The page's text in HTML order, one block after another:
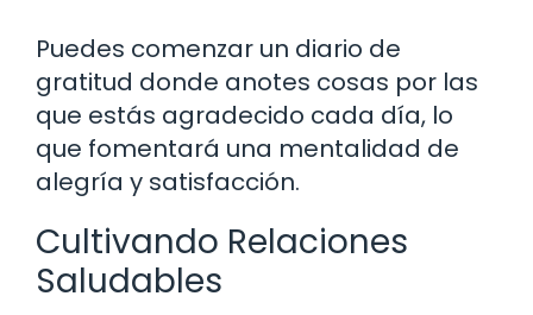
Puedes comenzar un diario de
gratitud donde anotes cosas por las
que estás agradecido cada día, lo
que fomentará una mentalidad de
alegría y satisfacción.
Cultivando Relaciones
Saludables